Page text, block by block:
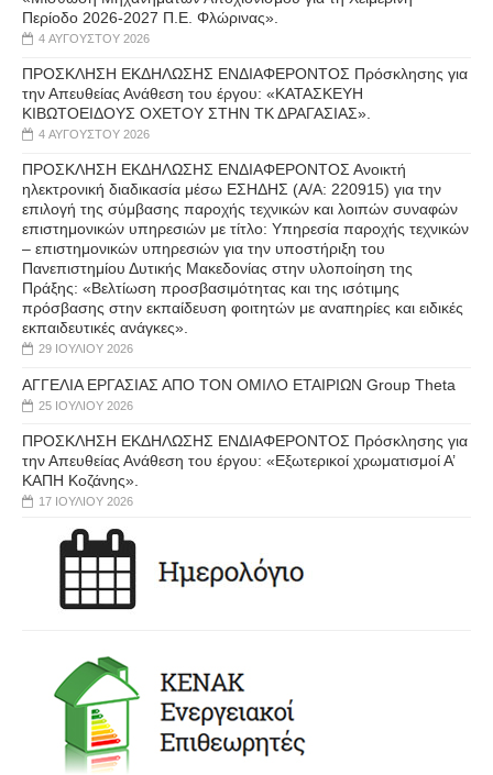
Περίοδο 2026-2027 Π.Ε. Φλώρινας».
4 ΑΥΓΟΎΣΤΟΥ 2026
ΠΡΟΣΚΛΗΣΗ ΕΚΔΗΛΩΣΗΣ ΕΝΔΙΑΦΕΡΟΝΤΟΣ Πρόσκλησης για
την Απευθείας Ανάθεση του έργου: «ΚΑΤΑΣΚΕΥΗ
ΚΙΒΩΤΟΕΙΔΟΥΣ ΟΧΕΤΟΥ ΣΤΗΝ ΤΚ ΔΡΑΓΑΣΙΑΣ».
4 ΑΥΓΟΎΣΤΟΥ 2026
ΠΡΟΣΚΛΗΣΗ ΕΚΔΗΛΩΣΗΣ ΕΝΔΙΑΦΕΡΟΝΤΟΣ Ανοικτή
ηλεκτρονική διαδικασία μέσω ΕΣΗΔΗΣ (Α/Α: 220915) για την
επιλογή της σύμβασης παροχής τεχνικών και λοιπών συναφών
επιστημονικών υπηρεσιών με τίτλο: Υπηρεσία παροχής τεχνικών
– επιστημονικών υπηρεσιών για την υποστήριξη του
Πανεπιστημίου Δυτικής Μακεδονίας στην υλοποίηση της
Πράξης: «Βελτίωση προσβασιμότητας και της ισότιμης
πρόσβασης στην εκπαίδευση φοιτητών με αναπηρίες και ειδικές
εκπαιδευτικές ανάγκες».
29 ΙΟΥΛΊΟΥ 2026
ΑΓΓΕΛΙΑ ΕΡΓΑΣΙΑΣ ΑΠΟ ΤΟΝ ΟΜΙΛΟ ΕΤΑΙΡΙΩΝ Group Theta
25 ΙΟΥΛΊΟΥ 2026
ΠΡΟΣΚΛΗΣΗ ΕΚΔΗΛΩΣΗΣ ΕΝΔΙΑΦΕΡΟΝΤΟΣ Πρόσκλησης για
την Απευθείας Ανάθεση του έργου: «Εξωτερικοί χρωματισμοί Α’
ΚΑΠΗ Κοζάνης».
17 ΙΟΥΛΊΟΥ 2026